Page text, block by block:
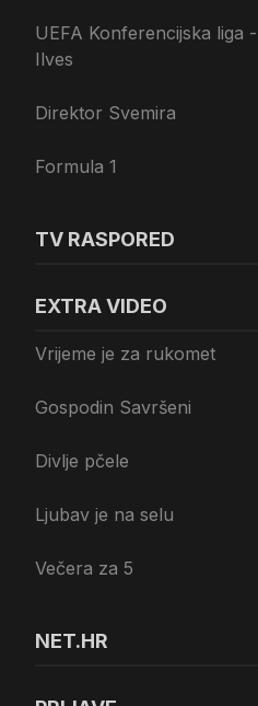
UEFA Konferencijska liga
Ilves
Direktor Svemira
Formula 1
TV RASPORED
EXTRA VIDEO
Vrijeme je za rukomet
Gospodin Savršeni
Divlje pčele
Ljubav je na selu
Večera za 5
NET.HR